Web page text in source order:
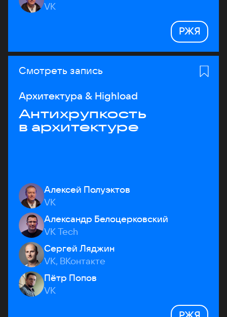
VK
РЖЯ
Смотреть запись
Архитектура & Highload
Антихрупкость
в архитектуре
Алексей Полуэктов
VK
Александр Белоцерковский
VK Tech
Сергей Ляджин
VK, ВКонтакте
Пётр Попов
VK
РЖЯ